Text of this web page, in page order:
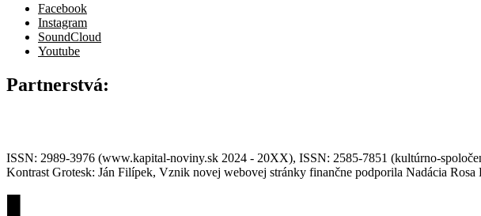
Facebook
Instagram
SoundCloud
Youtube
Partnerstvá:
ISSN: 2989-3976 (www.kapital-noviny.sk 2024 - 20XX), ISSN: 2585-7851 (kultúrno-
Kontrast Grotesk: Ján Filípek, Vznik novej webovej stránky finančne podporila Nadácia